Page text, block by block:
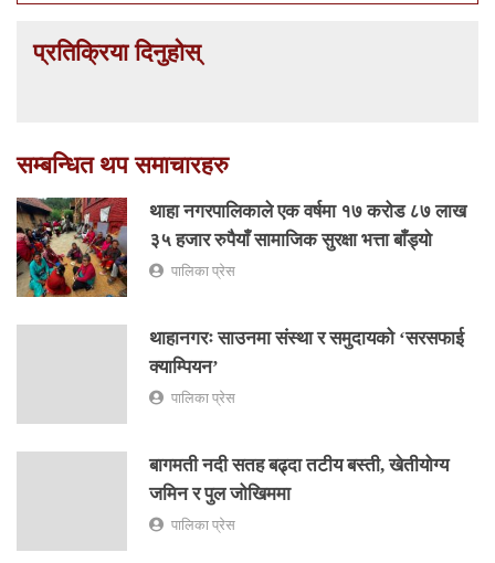
प्रतिक्रिया दिनुहोस्
सम्बन्धित थप समाचारहरु
थाहा नगरपालिकाले एक वर्षमा १७ करोड ८७ लाख
३५ हजार रुपैयाँ सामाजिक सुरक्षा भत्ता बाँड्यो
पालिका प्रेस
थाहानगरः साउनमा संस्था र समुदायको ‘सरसफाई
क्याम्पियन’
पालिका प्रेस
बागमती नदी सतह बढ्दा तटीय बस्ती, खेतीयोग्य
जमिन र पुल जोखिममा
पालिका प्रेस